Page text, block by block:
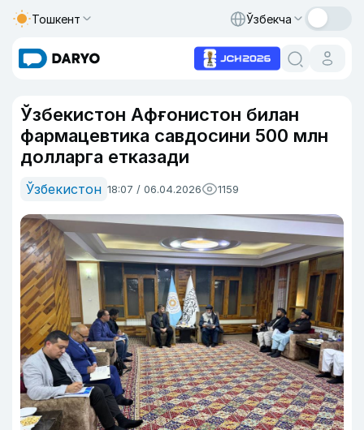
Тошкент Ўзбекча
Ўзбекистон Афғонистон билан
фармацевтика савдосини 500 млн
долларга етказади
Ўзбекистон 18:07 / 06.04.2026 1159